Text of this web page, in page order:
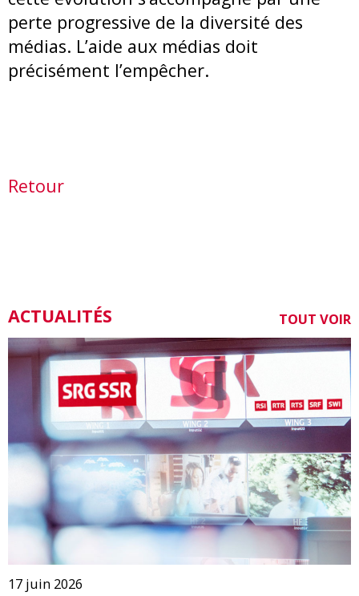
perte progressive de la diversité des
médias. L’aide aux médias doit
précisément l’empêcher.
Retour
ACTUALITÉS TOUT VOIR
17 juin 2026